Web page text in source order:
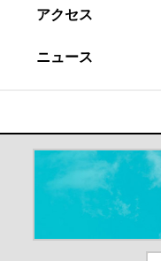
アクセス
ニュース
＃だから都立高（